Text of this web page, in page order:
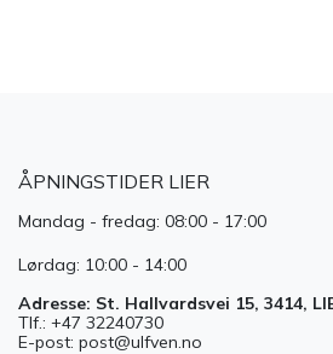
ÅPNINGSTIDER LIER
Mandag - fredag: 08:00 - 17:00
Lørdag: 10:00 - 14:00
Adresse: St. Hallvardsvei 15, 3414,
Tlf.: +47 32240730
E-post: post@ulfven.no